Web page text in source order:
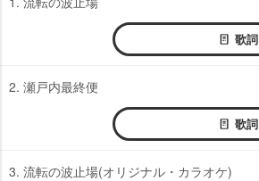
歌詞
2. 瀬戸内最終便
歌詞
3. 流転の波止場(オリジナル・カラオケ)